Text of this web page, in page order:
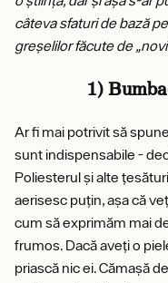
câteva sfaturi de bază
greșelilor făcute de
1)
Ar fi mai potrivit să
sunt indispensabile -
Poliesterul și alte
aerisesc puțin, așa că
cum să exprimăm mai
frumos. Dacă aveți o
priască nic ei. Cămașă